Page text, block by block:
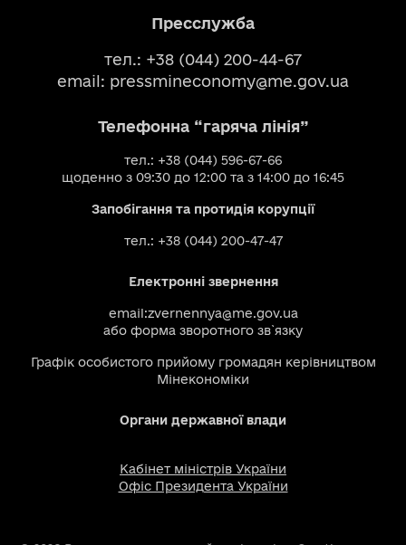
Пресслужба
тел.: +38 (044) 200-44-67
email: pressmineconomy@me.gov.ua
Телефонна “гаряча лінія”
тел.: +38 (044) 596-67-66
щоденно з 09:30 до 12:00 та з 14:00 до 16:45
Запобігання та протидія корупції
тел.: +38 (044) 200-47-47
Електронні звернення
email:zvernennya@me.gov.ua
або форма зворотного зв`язку
Графік особистого прийому громадян керівництвом
Мінекономіки
Органи державної влади
Кабінет міністрів України
Офіс Президента України